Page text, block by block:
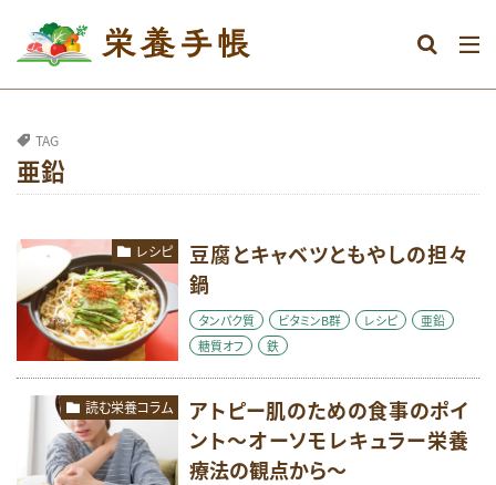
TAG
亜鉛
レシピ
豆腐とキャベツともやしの担々
鍋
タンパク質 ビタミンB群 レシピ
亜鉛
糖質オフ
鉄
読む栄養コラム
アトピー肌のための食事のポイ
ント～オーソモレキュラー栄養
療法の観点から～
カテゴリー
タグ
めまい
アミノ酸
アレルギー
エネルギー
オメガ3系脂肪酸
グルテンフリー
ストレス
タンパク質
ダイエット
ビタミン
ビタミンA
ビタミンB群
ビタミンE
マグネシウム
ミネラル
メンタル
レシピ 亜鉛
体調不良